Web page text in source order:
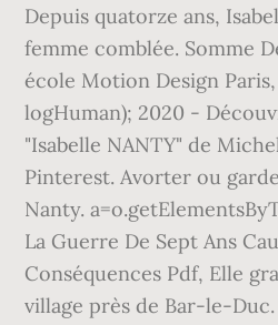
Depuis quatorze ans,
femme comblée. Somme
école Motion Design
logHuman); 2020 -
"Isabelle NANTY" de
Pinterest. Avorter ou
Nanty.
La Guerre De Sept Ans
Conséquences Pdf, Elle
village près de Bar-le-